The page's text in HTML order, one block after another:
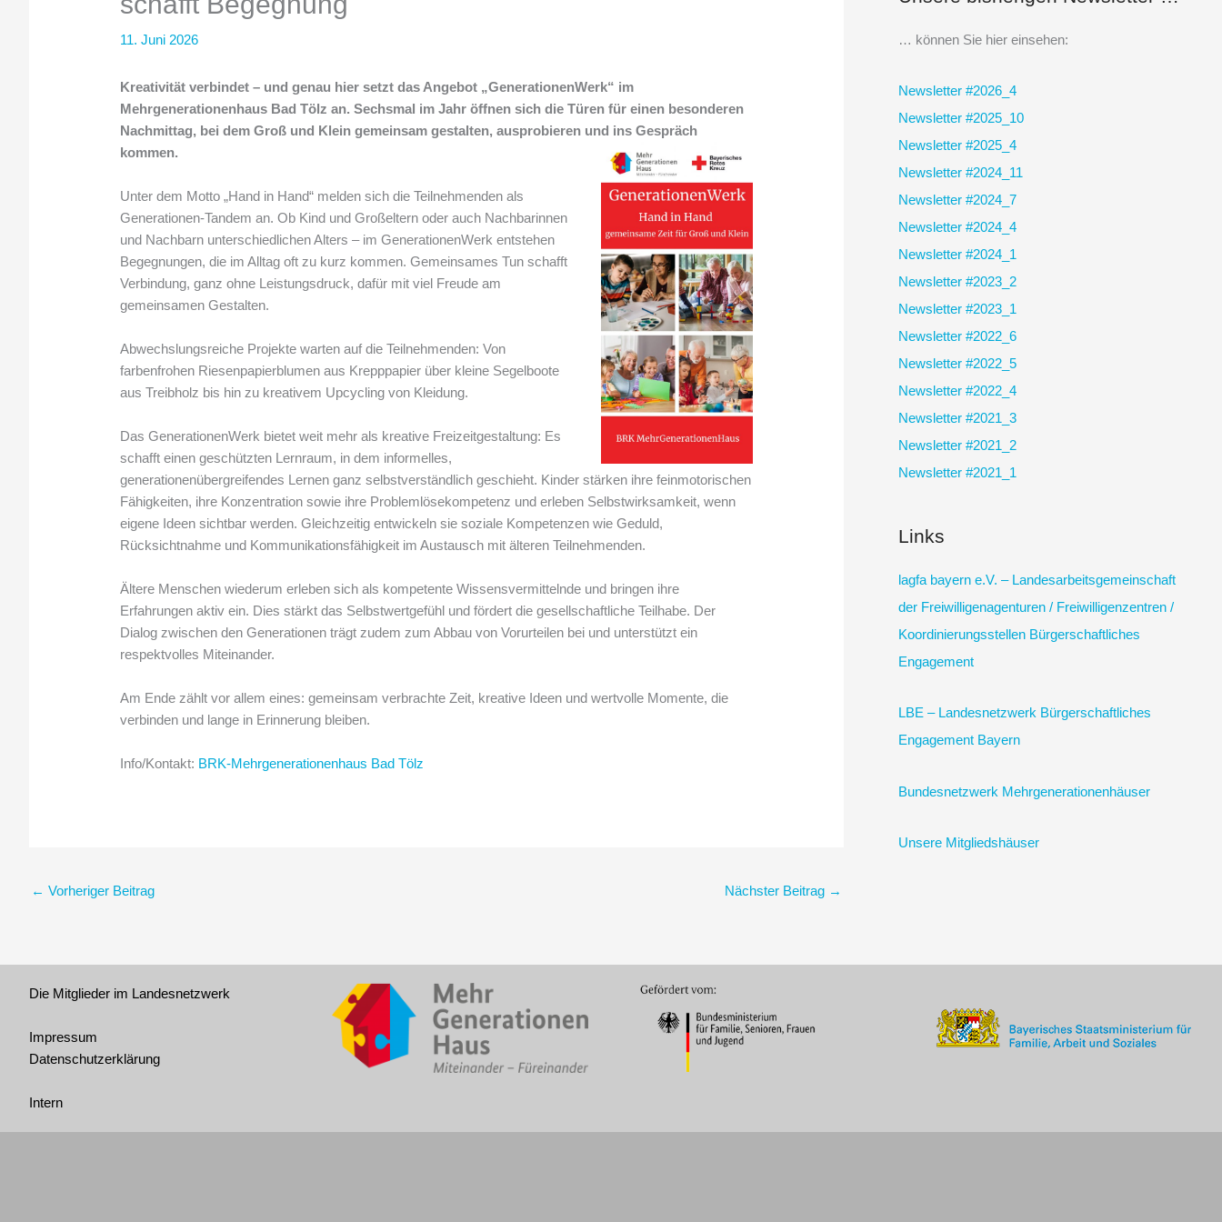
11. Juni 2026
Kreativität verbindet – und genau hier setzt das Angebot „GenerationenWerk“ im
Mehrgenerationenhaus Bad Tölz an. Sechsmal im Jahr öffnen sich die Türen für einen besonderen
Nachmittag, bei dem Groß und Klein gemeinsam gestalten, ausprobieren und ins Gespräch
kommen.
Unter dem Motto „Hand in Hand“ melden sich die Teilnehmenden als
Generationen-Tandem an. Ob Kind und Großeltern oder auch Nachbarinnen
und Nachbarn unterschiedlichen Alters – im GenerationenWerk entstehen
Begegnungen, die im Alltag oft zu kurz kommen. Gemeinsames Tun schafft
Verbindung, ganz ohne Leistungsdruck, dafür mit viel Freude am
gemeinsamen Gestalten.
Abwechslungsreiche Projekte warten auf die Teilnehmenden: Von
farbenfrohen Riesenpapierblumen aus Krepppapier über kleine Segelboote
aus Treibholz bis hin zu kreativem Upcycling von Kleidung.
Das GenerationenWerk bietet weit mehr als kreative Freizeitgestaltung: Es
schafft einen geschützten Lernraum, in dem informelles,
generationenübergreifendes Lernen ganz selbstverständlich geschieht. Kinder stärken ihre feinmotorischen
Fähigkeiten, ihre Konzentration sowie ihre Problemlösekompetenz und erleben Selbstwirksamkeit, wenn
eigene Ideen sichtbar werden. Gleichzeitig entwickeln sie soziale Kompetenzen wie Geduld,
Rücksichtnahme und Kommunikationsfähigkeit im Austausch mit älteren Teilnehmenden.
Ältere Menschen wiederum erleben sich als kompetente Wissensvermittelnde und bringen ihre
Erfahrungen aktiv ein. Dies stärkt das Selbstwertgefühl und fördert die gesellschaftliche Teilhabe. Der
Dialog zwischen den Generationen trägt zudem zum Abbau von Vorurteilen bei und unterstützt ein
respektvolles Miteinander.
Am Ende zählt vor allem eines: gemeinsam verbrachte Zeit, kreative Ideen und wertvolle Momente, die
verbinden und lange in Erinnerung bleiben.
Info/Kontakt: BRK-Mehrgenerationenhaus Bad Tölz
← Vorheriger Beitrag Nächster Beitrag →
n
a
c
h
:
… können Sie hier einsehen:
Newsletter #2026_4
Newsletter #2025_10
Newsletter #2025_4
Newsletter #2024_11
Newsletter #2024_7
Newsletter #2024_4
Newsletter #2024_1
Newsletter #2023_2
Newsletter #2023_1
Newsletter #2022_6
Newsletter #2022_5
Newsletter #2022_4
Newsletter #2021_3
Newsletter #2021_2
Newsletter #2021_1
Links
lagfa bayern e.V. – Landesarbeitsgemeinschaft
der Freiwilligenagenturen / Freiwilligenzentren /
Koordinierungsstellen Bürgerschaftliches
Engagement
LBE – Landesnetzwerk Bürgerschaftliches
Engagement Bayern
Bundesnetzwerk Mehrgenerationenhäuser
Unsere Mitgliedshäuser
Die Mitglieder im Landesnetzwerk
Impressum
Datenschutzerklärung
Intern